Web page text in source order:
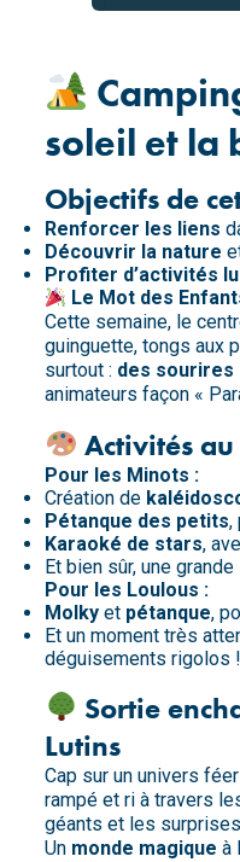
soleil et la
Objectifs de
Renforcer les liens
Découvrir la nature
Profiter d’activités
Le Mot des
Cette semaine, le
guinguette, tongs aux
surtout : des sourires
animateurs façon «
Activités
Pour les Minots :
Création de
Pétanque des petits,
Karaoké de stars,
Et bien sûr, une grande
Pour les Loulous :
Molky et pétanque,
Et un moment très
déguisements rigolos
Sortie
Lutins
Cap sur un univers
rampé et ri à travers
géants et les
Un monde magique à